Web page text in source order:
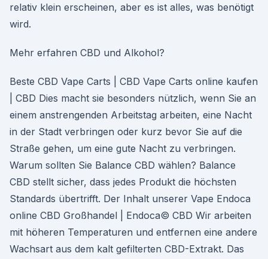
relativ klein erscheinen, aber es ist alles, was benötigt
wird.
Mehr erfahren CBD und Alkohol?
Beste CBD Vape Carts | CBD Vape Carts online kaufen
| CBD Dies macht sie besonders nützlich, wenn Sie an
einem anstrengenden Arbeitstag arbeiten, eine Nacht
in der Stadt verbringen oder kurz bevor Sie auf die
Straße gehen, um eine gute Nacht zu verbringen.
Warum sollten Sie Balance CBD wählen? Balance
CBD stellt sicher, dass jedes Produkt die höchsten
Standards übertrifft. Der Inhalt unserer Vape Endoca
online CBD Großhandel | Endoca© CBD Wir arbeiten
mit höheren Temperaturen und entfernen eine andere
Wachsart aus dem kalt gefilterten CBD-Extrakt. Das